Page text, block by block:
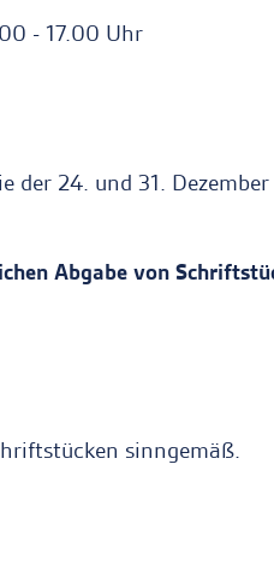
- 17.00 Uhr
der 24. und 31.
Abgabe von
sinngemäß.